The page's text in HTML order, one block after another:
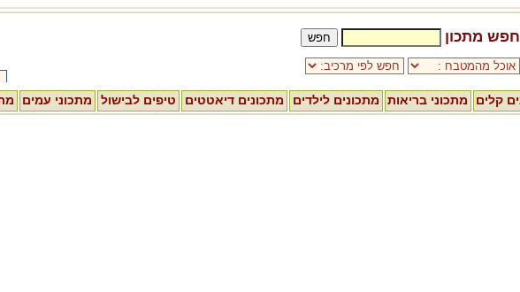
חפש מתכון
קלים מתכוני בריאות מתכונים לילדים מתכונים דיאטטים טיפים לבישול מתכוני עמים